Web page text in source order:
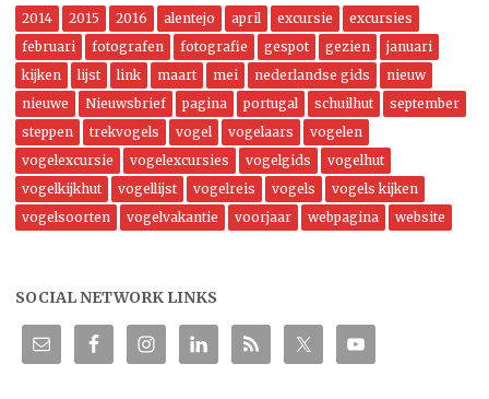
2014 2015 2016 alentejo april excursie
excursies
februari
fotografen fotografie gespot gezien
januari
kijken
lijst link maart mei nederlandse gids
nieuw
nieuwe
Nieuwsbrief pagina portugal schuilhut
september
steppen
trekvogels vogel vogelaars
vogelen
vogelexcursie
vogelexcursies vogelgids
vogelhut
vogelkijkhut
vogellijst vogelreis vogels
vogels kijken
vogelsoorten
vogelvakantie voorjaar webpagina website
SOCIAL NETWORK LINKS